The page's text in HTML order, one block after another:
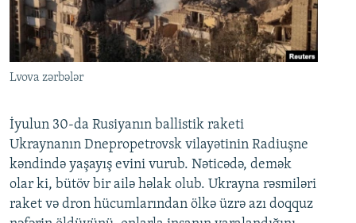
Lvova zərbələr
İyulun 30-da Rusiyanın ballistik raketi
Ukraynanın Dnepropetrovsk vilayətinin Radiuşne
kəndində yaşayış evini vurub. Nəticədə, demək
olar ki, bütöv bir ailə həlak olub. Ukrayna rəsmiləri
raket və dron hücumlarından ölkə üzrə azı doqquz